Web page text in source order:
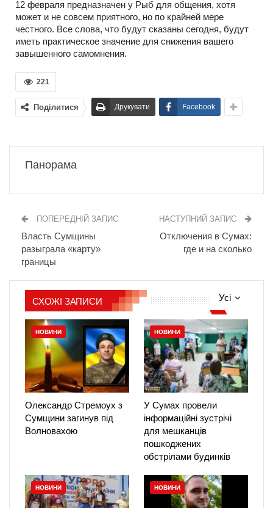
12 февраля предназначен у Рыб для общения, хотя
может и не совсем приятного, но по крайней мере
честного. Все слова, что будут сказаны сегодня, будут
иметь практическое значение для снижения вашего
завышенного самомнения.
221
Поділитися Друкувати Facebook
Панорама
ПОПЕРЕДНІЙ ЗАПИС
Власть Сумщины
разыграла «карту»
границы
НАСТУПНИЙ ЗАПИС
Отключения в Сумах:
где и на сколько
Усі
СХОЖІ ЗАПИСИ
НОВИНИ
Олександр Стремоух з
Сумщини загинув під
Волновахою
НОВИНИ
У Сумах провели
інформаційні зустрічі
для мешканців
пошкоджених
обстрілами будинків
НОВИНИ НОВИНИ